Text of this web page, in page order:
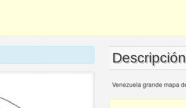
Venezuela grande mapa